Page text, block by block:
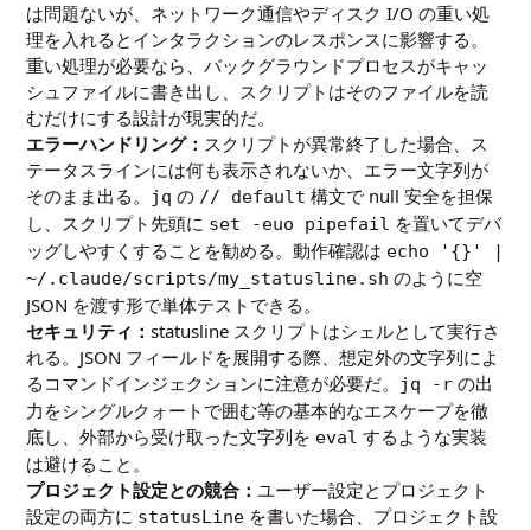
は問題ないが、ネットワーク通信やディスク I/O の重い処
理を入れるとインタラクションのレスポンスに影響する。
重い処理が必要なら、バックグラウンドプロセスがキャッ
シュファイルに書き出し、スクリプトはそのファイルを読
むだけにする設計が現実的だ。
エラーハンドリング： スクリプトが異常終了した場合、ス
テータスラインには何も表示されないか、エラー文字列が
そのまま出る。
jq の // default 構文で null 安全を担保
し、スクリプト先頭に set -euo pipefail を置いてデバ
ッグしやすくすることを勧める。動作確認は echo '{}' |
~/.claude/scripts/my_statusline.sh のように空
JSON を渡す形で単体テストできる。
セキュリティ：statusline スクリプトはシェルとして実行さ
れる。JSON フィールドを展開する際、想定外の文字列によ
るコマンドインジェクションに注意が必要だ。
jq -r の出
力をシングルクォートで囲む等の基本的なエスケープを徹
底し、外部から受け取った文字列を eval するような実装
は避けること。
プロジェクト設定との競合：ユーザー設定とプロジェクト
設定の両方に statusLine を書いた場合、プロジェクト設